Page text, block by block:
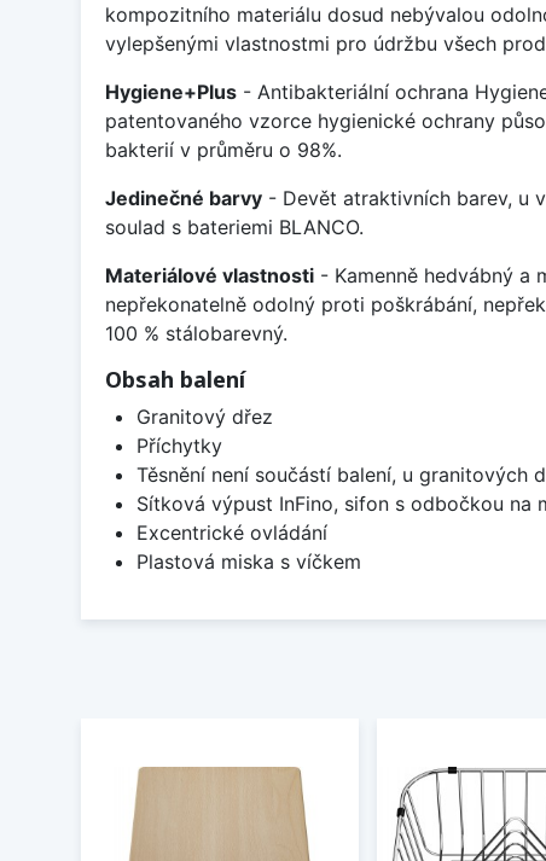
kompozitního materiálu dosud nebývalou
vylepšenými vlastnostmi pro údržbu všech
Hygiene+Plus - Antibakteriální ochrana
patentovaného vzorce hygienické ochrany
bakterií v průměru o 98%.
Jedinečné barvy - Devět atraktivních barev, u
soulad s bateriemi BLANCO.
Materiálové vlastnosti - Kamenně hedvábný a
nepřekonatelně odolný proti poškrábání,
100 % stálobarevný.
Obsah balení
Granitový dřez
Příchytky
Těsnění není součástí balení, u granitových
Sítková výpust InFino, sifon s odbočkou na
Excentrické ovládání
Plastová miska s víčkem